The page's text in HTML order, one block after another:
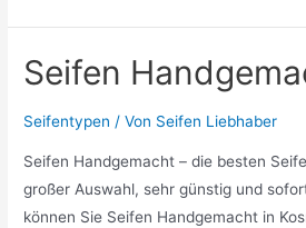
Seifen
Seifentypen / Von Seifen Liebhaber
Seifen Handgemacht – die besten
großer Auswahl, sehr günstig und
können Sie Seifen Handgemacht in